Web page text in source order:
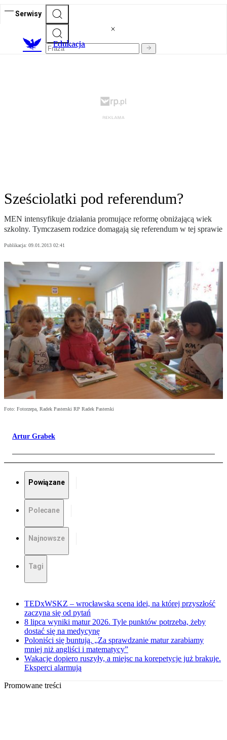
Serwisy
Edukacja
Sześciolatki pod referendum?
MEN intensyfikuje działania promujące reformę obniżającą wiek
szkolny. Tymczasem rodzice domagają się referendum w tej sprawie
Publikacja: 09.01.2013 02:41
Foto: Fotorzepa, Radek Pasterski RP Radek Pasterski
Artur Grabek
Powiązane
Polecane
Najnowsze
Tagi
TEDxWSKZ – wrocławska scena idei, na której przyszłość
zaczyna się od pytań
8 lipca wyniki matur 2026. Tyle punktów potrzeba, żeby
dostać się na medycynę
Poloniści się buntują. „Za sprawdzanie matur zarabiamy
mniej niż angliści i matematycy”
Wakacje dopiero ruszyły, a miejsc na korepetycje już brakuje.
Eksperci alarmują
Promowane treści